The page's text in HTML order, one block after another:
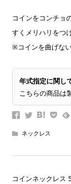
コインをコンチョ
すくメリハリをつ
※コインを曲げな
年式指定に関し
こちらの商品は
ネックレス
コインネックレ